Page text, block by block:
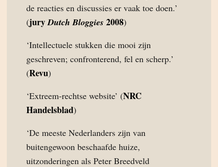
de reacties en discussies er vaak toe doen.’
(juryDutch Bloggies 2008)
‘Intellectuele stukken die mooi zijn
geschreven; confronterend, fel en scherp.’
(Revu)
‘Extreem-rechtse website’ (NRC
Handelsblad)
‘De meeste Nederlanders zijn van
buitengewoon beschaafde huize,
uitzonderingen als Peter Breedveld